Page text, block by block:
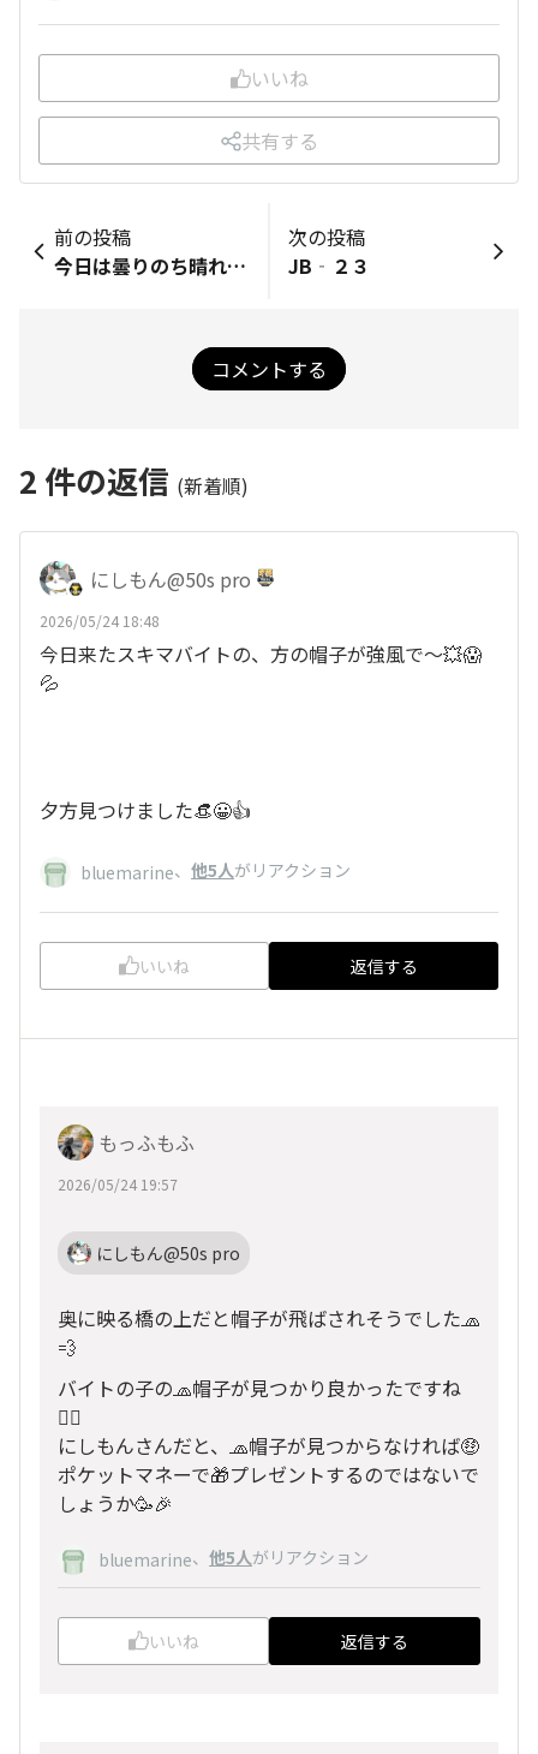
いいね
共有する
前の投稿
今日は曇りのち晴れ予想
次の投稿
JB‐２３
コメントする
2 件の返信 (新着順)
にしもん@50s pro
2026/05/24 18:48
今日来たスキマバイトの、方の帽子が強風で〜💥😱
💦
夕方見つけました👒😀👍
bluemarine、 他5人がリアクション
いいね 返信する
もっふもふ
2026/05/24 19:57
にしもん@50s pro
奥に映る橋の上だと帽子が飛ばされそうでした🧢
💨
バイトの子の🧢帽子が見つかり良かったですね
😮‍💨
にしもんさんだと、🧢帽子が見つからなければ🤑
ポケットマネーで🎁プレゼントするのではないで
しょうか🥳🎉
bluemarine、 他5人がリアクション
いいね 返信する